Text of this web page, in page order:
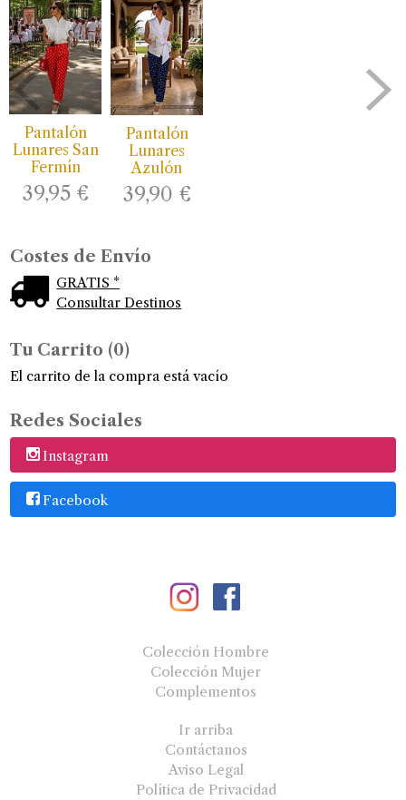
Costes de Envío
GRATIS *
Consultar Destinos
Tu Carrito (0)
El carrito de la compra está vacío
Redes Sociales
Instagram
Facebook
Pantalón
Lunares San
Fermín
39,95 €
Pantalón
Lunares
Azulón
39,90 €
Colección Hombre
Colección Mujer
Complementos
Ir arriba
Contáctanos
Aviso Legal
Política de Privacidad